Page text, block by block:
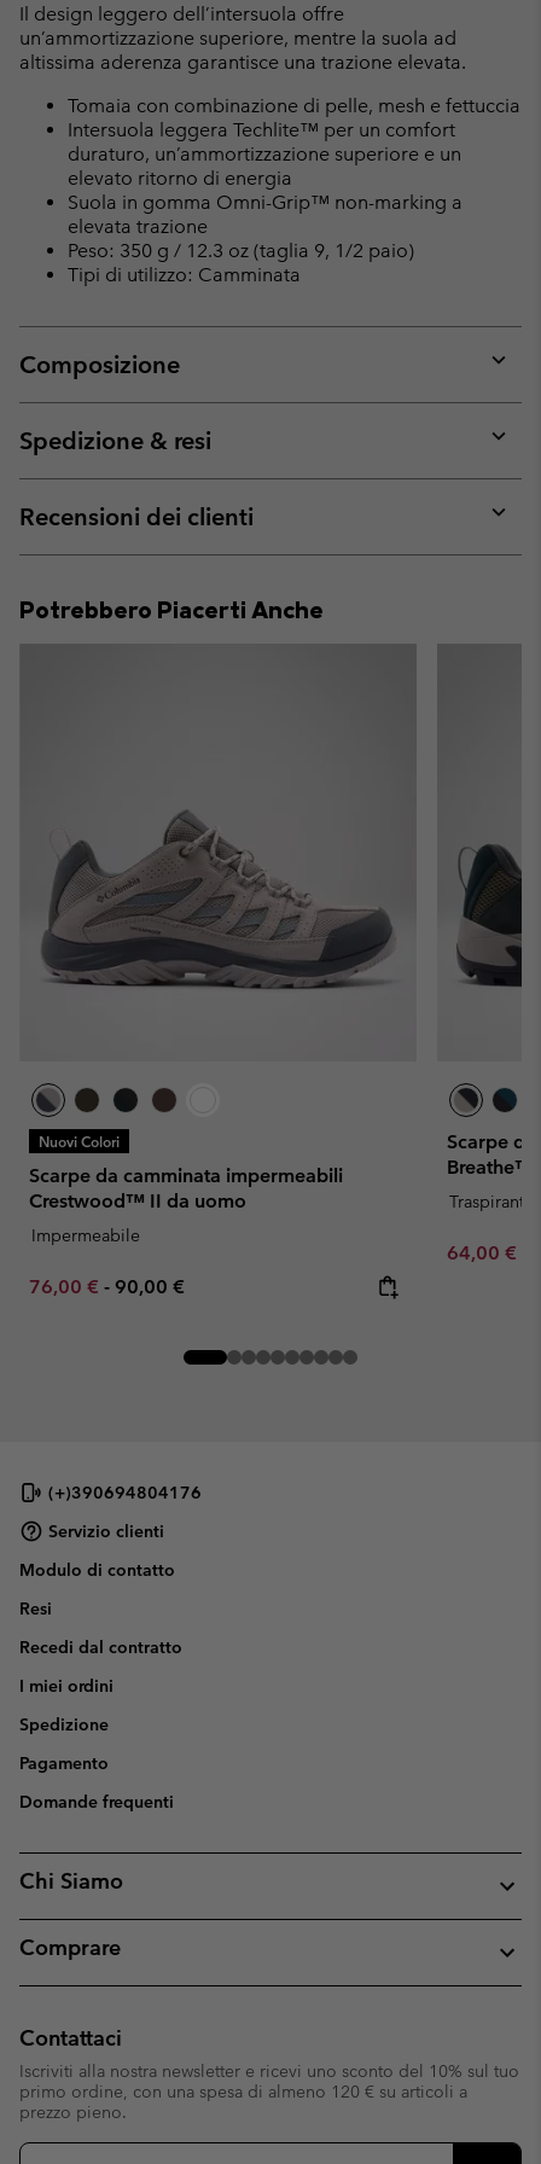
Il design leggero dell’intersuola offre
un’ammortizzazione superiore, mentre la suola ad
altissima aderenza garantisce una trazione elevata.
Tomaia con combinazione di pelle, mesh e fettuccia
Intersuola leggera Techlite™ per un comfort
duraturo, un’ammortizzazione superiore e un
elevato ritorno di energia
Suola in gomma Omni-Grip™ non-marking a
elevata trazione
Peso: 350 g / 12.3 oz (taglia 9, 1/2 paio)
Tipi di utilizzo: Camminata
Composizione
or
Spedizione & resi
or
Recensioni dei clienti
or
Potrebbero Piacerti Anche
Nuovi Colori
Scarpe da camminata impermeabili
Crestwood™ II da uomo
Impermeabile
Minimum sale price:
76,00 € - Maximum price:
90,00 €
Scarpe
Breathe™
Traspirante
Minimum
64,00 €
(+)390694804176
Servizio clienti
Modulo di contatto
Resi
Recedi dal contratto
I miei ordini
Spedizione
Pagamento
Domande frequenti
Chi Siamo
Comprare
Contattaci
Iscriviti alla nostra newsletter e ricevi uno sconto del 10% sul tuo
primo ordine, con una spesa di almeno 120 € su articoli a
prezzo pieno.
Iscrizione